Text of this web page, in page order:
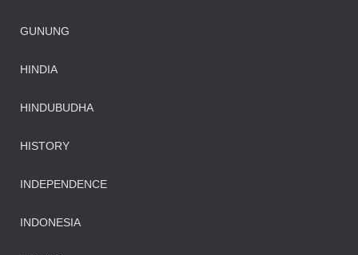
GUNUNG
HINDIA
HINDUBUDHA
HISTORY
INDEPENDENCE
INDONESIA